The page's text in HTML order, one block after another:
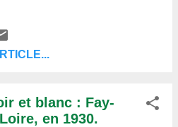
et blanc : Fay-
en 1930.